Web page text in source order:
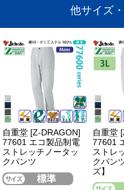
他サイズ
自重堂 [Z-DRAGON]
77601 エコ製品制電
ストレッチノータッ
クパンツ
自重堂
77601
ストレ
クパン
ズ】